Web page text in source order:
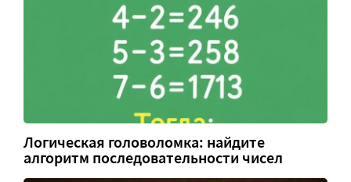
Логическая головоломка: найдите
алгоритм последовательности чисел